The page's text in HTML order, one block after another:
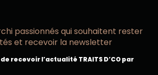
passionnés qui souhaitent rester
et recevoir la newsletter
recevoir l’actualité TRAITS D’CO par